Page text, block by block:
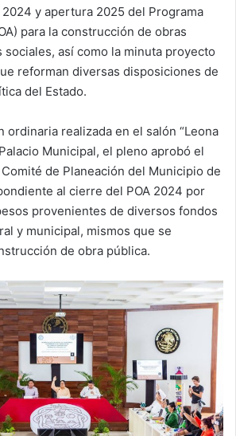
y apertura 2025 del Programa
para la construcción de obras
sociales, así como la minuta proyecto
reforman diversas disposiciones de
del Estado.
ordinaria realizada en el salón “Leona
Municipal, el pleno aprobó el
de Planeación del Municipio de
al cierre del POA 2024 por
provenientes de diversos fondos
y municipal, mismos que se
de obra pública.